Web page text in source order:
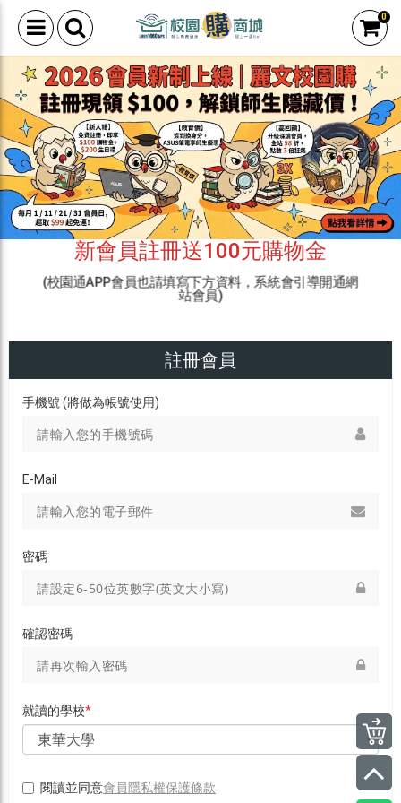
0
新會員註冊送100元購物金
(校園通APP會員也請填寫下方資料，系統會引導開通網
站會員)
註冊會員
手機號 (將做為帳號使用)
E-Mail
密碼
確認密碼
就讀的學校*
閱讀並同意會員隱私權保護條款